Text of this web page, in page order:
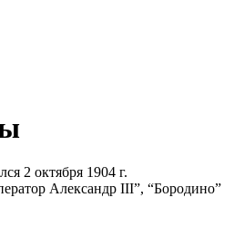
2 октября 1904 г.
Александр III”, “Бородино”